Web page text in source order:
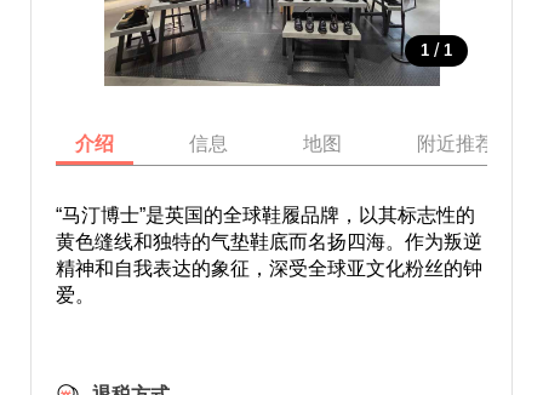
1 / 1
介绍 信息 地图 附近推荐景点
“马汀博士”是英国的全球鞋履品牌，以其标志性的
黄色缝线和独特的气垫鞋底而名扬四海。作为叛逆
精神和自我表达的象征，深受全球亚文化粉丝的钟
爱。